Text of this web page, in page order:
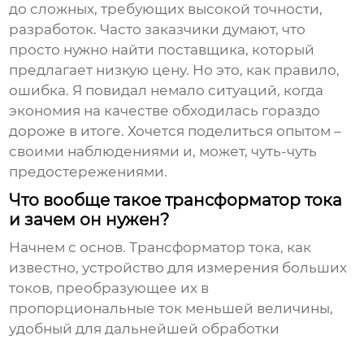
до сложных, требующих высокой точности,
разработок. Часто заказчики думают, что
просто нужно найти поставщика, который
предлагает низкую цену. Но это, как правило,
ошибка. Я повидал немало ситуаций, когда
экономия на качестве обходилась гораздо
дороже в итоге. Хочется поделиться опытом –
своими наблюдениями и, может, чуть-чуть
предостережениями.
Что вообще такое трансформатор тока
и зачем он нужен?
Начнем с основ.Трансформатор тока, как
известно, устройство для измерения больших
токов, преобразующее их в
пропорциональные ток меньшей величины,
удобный для дальнейшей обработки